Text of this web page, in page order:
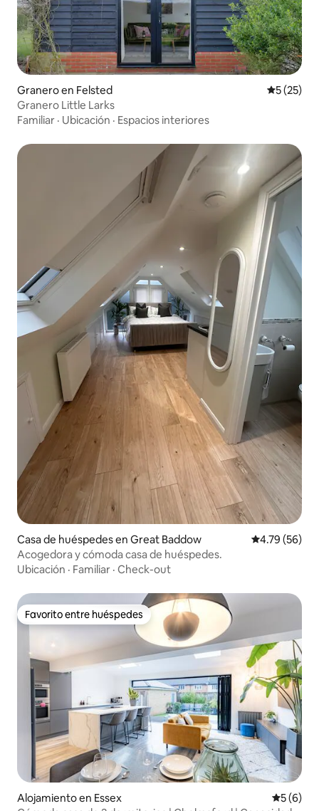
Granero en Felsted
5 (25)
Granero Little Larks
Familiar · Ubicación · Espacios interiores
Casa de huéspedes en Great Baddow Calificación
4.79 (56)
Acogedora y cómoda casa de huéspedes.
Ubicación · Familiar · Check-out
Favorito entre huéspedes
Favorito entre huéspedes
Alojamiento en Essex
5 (6)